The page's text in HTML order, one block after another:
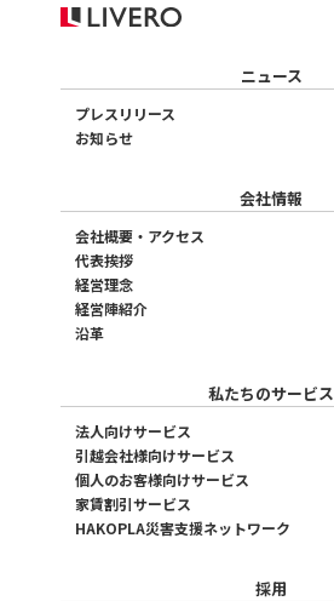
ニュース
プレスリリース
お知らせ
会社情報
会社概要・アクセス
代表挨拶
経営理念
経営陣紹介
沿革
私たちのサービス
法人向けサービス
引越会社様向けサービス
個人のお客様向けサービス
家賃割引サービス
HAKOPLA災害支援ネットワーク
採用